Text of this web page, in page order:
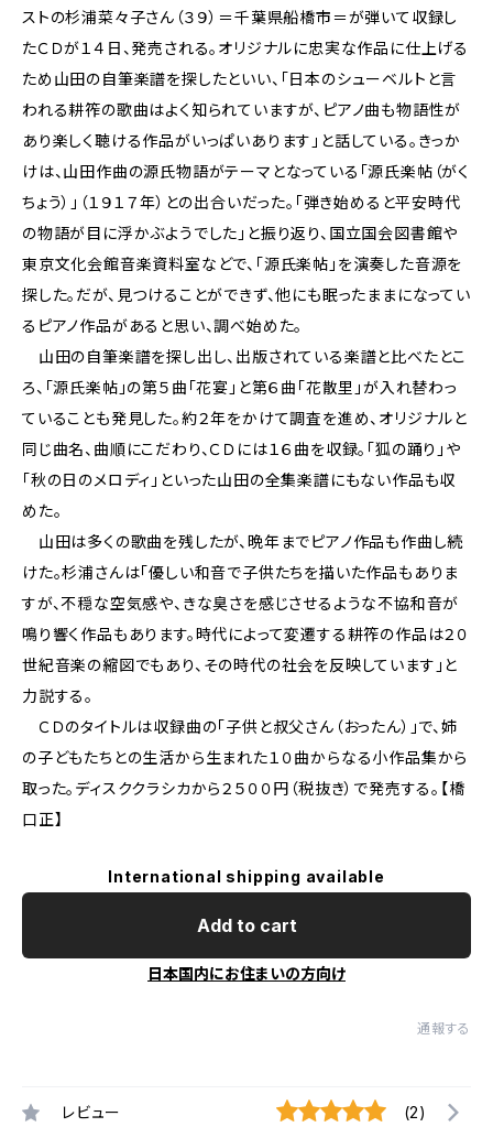
ストの杉浦菜々子さん（３９）＝千葉県船橋市＝が弾いて収録し
たＣＤが１４日、発売される。オリジナルに忠実な作品に仕上げる
ため山田の自筆楽譜を探したといい、「日本のシューベルトと言
われる耕筰の歌曲はよく知られていますが、ピアノ曲も物語性が
あり楽しく聴ける作品がいっぱいあります」と話している。きっか
けは、山田作曲の源氏物語がテーマとなっている「源氏楽帖（がく
ちょう）」（１９１７年）との出合いだった。「弾き始めると平安時代
の物語が目に浮かぶようでした」と振り返り、国立国会図書館や
東京文化会館音楽資料室などで、「源氏楽帖」を演奏した音源を
探した。だが、見つけることができず、他にも眠ったままになってい
るピアノ作品があると思い、調べ始めた。
山田の自筆楽譜を探し出し、出版されている楽譜と比べたとこ
ろ、「源氏楽帖」の第５曲「花宴」と第６曲「花散里」が入れ替わっ
ていることも発見した。約２年をかけて調査を進め、オリジナルと
同じ曲名、曲順にこだわり、ＣＤには１６曲を収録。「狐の踊り」や
「秋の日のメロディ」といった山田の全集楽譜にもない作品も収
めた。
山田は多くの歌曲を残したが、晩年までピアノ作品も作曲し続
けた。杉浦さんは「優しい和音で子供たちを描いた作品もありま
すが、不穏な空気感や、きな臭さを感じさせるような不協和音が
鳴り響く作品もあります。時代によって変遷する耕筰の作品は２０
世紀音楽の縮図でもあり、その時代の社会を反映しています」と
力説する。
ＣＤのタイトルは収録曲の「子供と叔父さん（おったん）」で、姉
の子どもたちとの生活から生まれた１０曲からなる小作品集から
取った。ディスククラシカから２５００円（税抜き）で発売する。【橋
口正】
International shipping available
Add to cart
日本国内にお住まいの方向け
通報する
レビュー (2)